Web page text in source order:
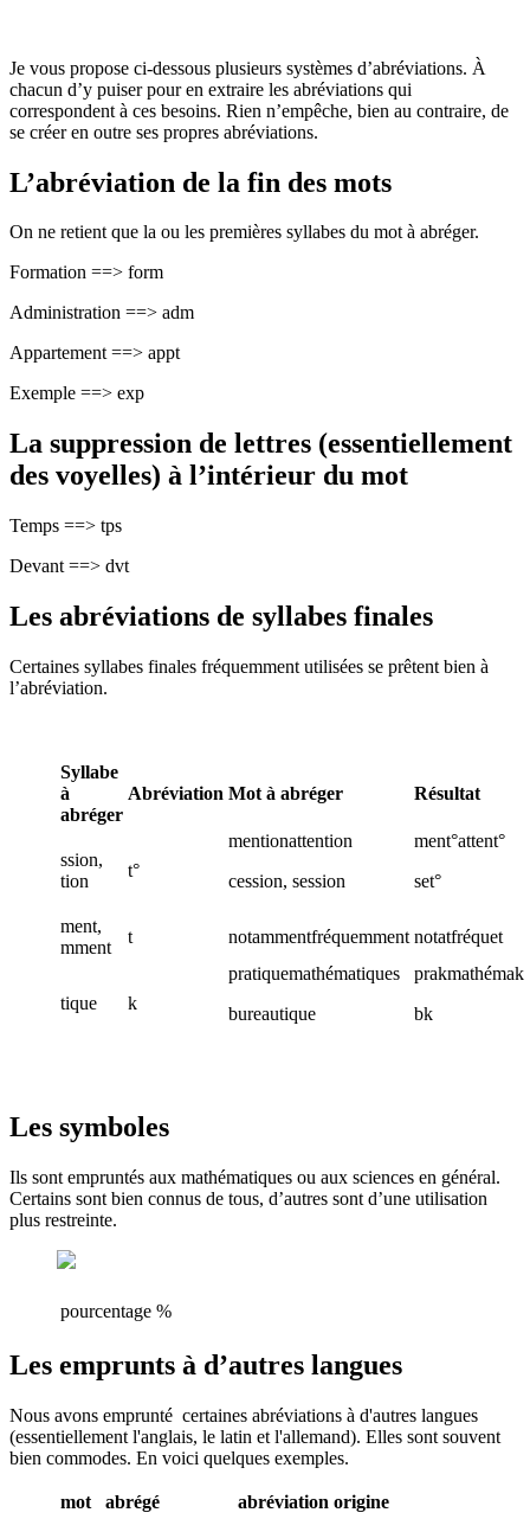
Je vous propose ci-dessous plusieurs systèmes d’abréviations. À
chacun d’y puiser pour en extraire les abréviations qui
correspondent à ces besoins. Rien n’empêche, bien au contraire, de
se créer en outre ses propres abréviations.
L’abréviation de la fin des mots
On ne retient que la ou les premières syllabes du mot à abréger.
Formation ==> form
Administration ==> adm
Appartement ==> appt
Exemple ==> exp
La suppression de lettres (essentiellement
des voyelles) à l’intérieur du mot
Temps ==> tps
Devant ==> dvt
Les abréviations de syllabes finales
Certaines syllabes finales fréquemment utilisées se prêtent bien à
l’abréviation.
Syllabe
à
abréger
Abréviation Mot à abréger Résultat
ssion,
tion
t°
mentionattention
cession, session
ment°attent°
set°
ment,
mment
t notammentfréquemment notatfréquet
tique k
pratiquemathématiques
bureautique
prakmathémak
bk
Les symboles
Ils sont empruntés aux mathématiques ou aux sciences en général.
Certains sont bien connus de tous, d’autres sont d’une utilisation
plus restreinte.
pourcentage %
Les emprunts à d’autres langues
Nous avons emprunté certaines abréviations à d'autres langues
(essentiellement l'anglais, le latin et l'allemand). Elles sont souvent
bien commodes. En voici quelques exemples.
mot abrégé abréviation origine